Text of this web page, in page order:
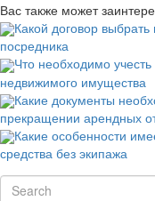
Вас также может
Какой договор
посредника
Что необходимо
недвижимого имущества
Какие документы
прекращении арендных
Какие особенности
средства без экипажа
Search